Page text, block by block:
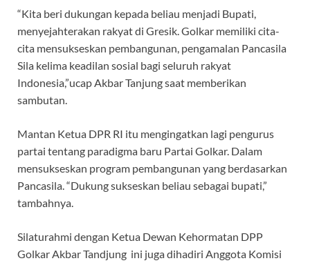
“Kita beri dukungan kepada beliau menjadi Bupati,
menyejahterakan rakyat di Gresik. Golkar memiliki cita-
cita mensukseskan pembangunan, pengamalan Pancasila
Sila kelima keadilan sosial bagi seluruh rakyat
Indonesia,”ucap Akbar Tanjung saat memberikan
sambutan.
Mantan Ketua DPR RI itu mengingatkan lagi pengurus
partai tentang paradigma baru Partai Golkar. Dalam
mensukseskan program pembangunan yang berdasarkan
Pancasila. “Dukung sukseskan beliau sebagai bupati,”
tambahnya.
Silaturahmi dengan Ketua Dewan Kehormatan DPP
Golkar Akbar Tandjung ini juga dihadiri Anggota Komisi